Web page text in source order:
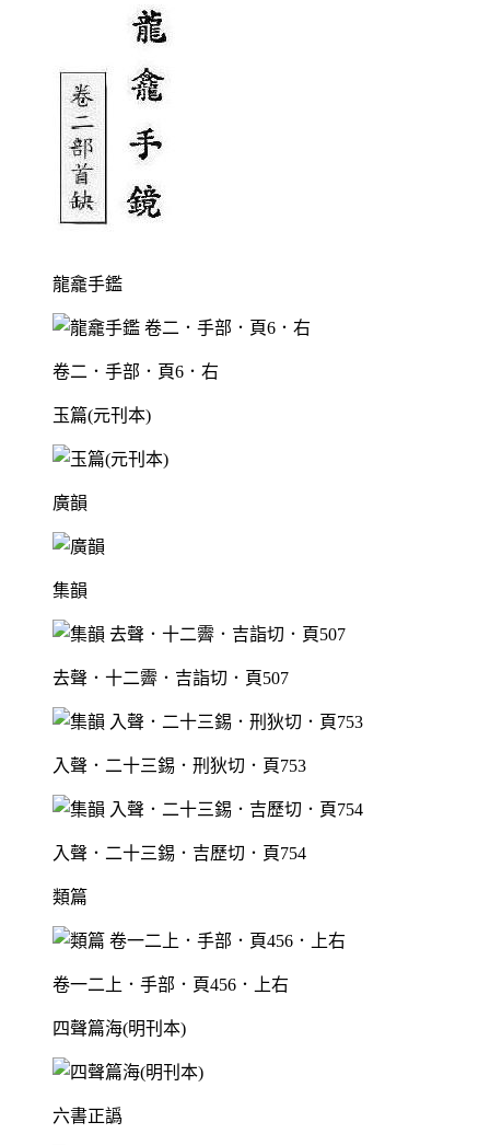
龍龕手鑑
卷二．手部．頁6．右
玉篇(元刊本)
廣韻
集韻
去聲．十二霽．吉詣切．頁507
入聲．二十三錫．刑狄切．頁753
入聲．二十三錫．吉歷切．頁754
類篇
卷一二上．手部．頁456．上右
四聲篇海(明刊本)
六書正譌